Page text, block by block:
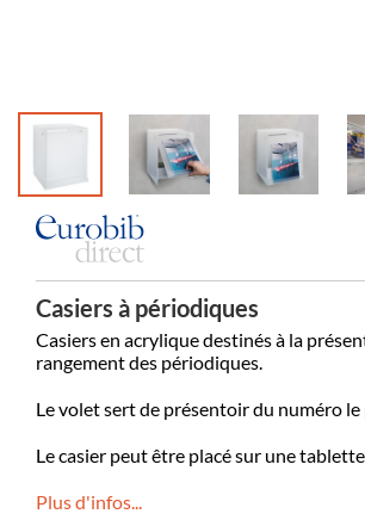
Casiers à périodiques
Casiers en acrylique destinés à la
rangement des périodiques.
Le volet sert de présentoir du numéro le
Le casier peut être placé sur une
Plus d'infos...